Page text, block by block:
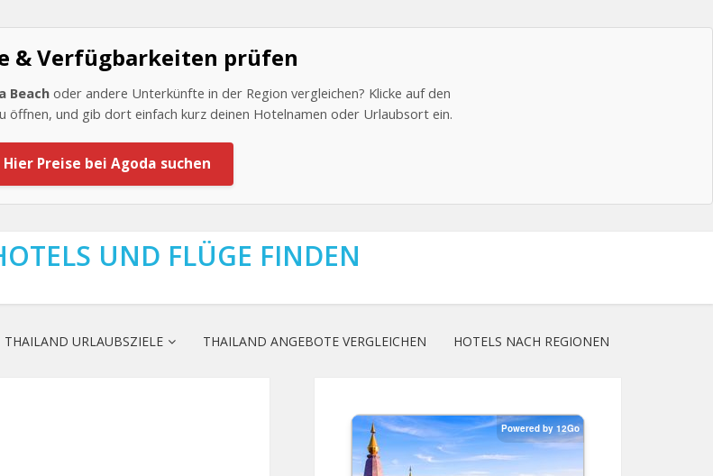
& Verfügbarkeiten prüfen
Beachoder andere Unterkünfte in der Region vergleichen? Klicke auf den
öffnen, und gib dort einfach kurz deinen Hotelnamen oder Urlaubsort ein.
Hier Preise bei Agoda suchen
UND FLÜGE FINDEN
THAILAND URLAUBSZIELE THAILAND ANGEBOTE VERGLEICHEN HOTELS NACH REGIONEN